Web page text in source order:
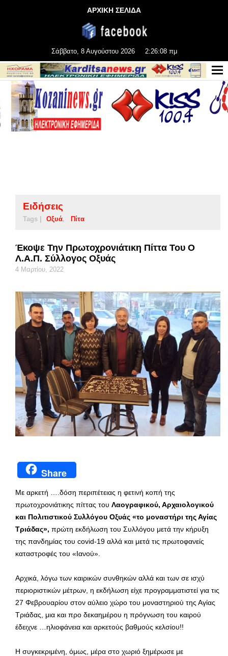
ΑΡΧΙΚΗ ΣΕΛΙΔΑ
Σάββατο, 8 Αυγούστου 2026 2:26:09 πμ
Ειδήσεις
Tags | Οξυά Πίτα
Έκοψε Την Πρωτοχρονιάτικη Πίττα Του Ο
Λ.Α.Π. Σύλλογος Οξυάς
4 Μαρτίου, 2022
Share
Με αρκετή ….δόση περιπέτειας η φετινή κοπή της
πρωτοχρονιάτικης πίττας του Λαογραφικού, Αρχαιολογικού
και Πολιτιστικού Συλλόγου Οξυάς «το μοναστήρι της Αγίας
Τριάδας», πρώτη εκδήλωση του Συλλόγου μετά την κήρυξη
της πανδημίας του covid-19 αλλά και μετά τις πρωτοφανείς
καταστροφές του «Ιανού».
Αρχικά, λόγω των καιρικών συνθηκών αλλά και των σε ισχύ
περιοριστικών μέτρων, η εκδήλωση είχε προγραμματιστεί για τις
27 Φεβρουαρίου στον αύλειο χώρο του μοναστηριού της Αγίας
Τριάδας, μια και προ δεκαημέρου η πρόγνωση του καιρού
έδειχνε …ηλιοφάνεια και αρκετούς βαθμούς κελσίου!!
Η συγκεκριμένη, όμως, μέρα στο χωριό ξημέρωσε με